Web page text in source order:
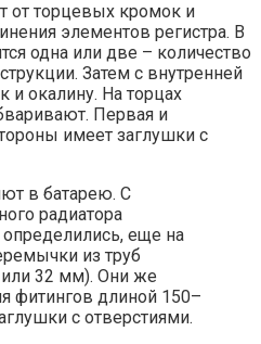
от торцевых кромок и
элементов регистра. В
одна или две – количество
Затем с внутренней
и окалину. На торцах
Первая и
имеет заглушки с
в батарею. С
радиатора
еще на
из труб
32 мм). Они же
фитингов длиной 150–
с отверстиями.